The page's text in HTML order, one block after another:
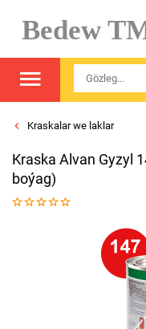
Bedew
Kraskalar we laklar
Kraska Alvan Gyzyl
boýag)